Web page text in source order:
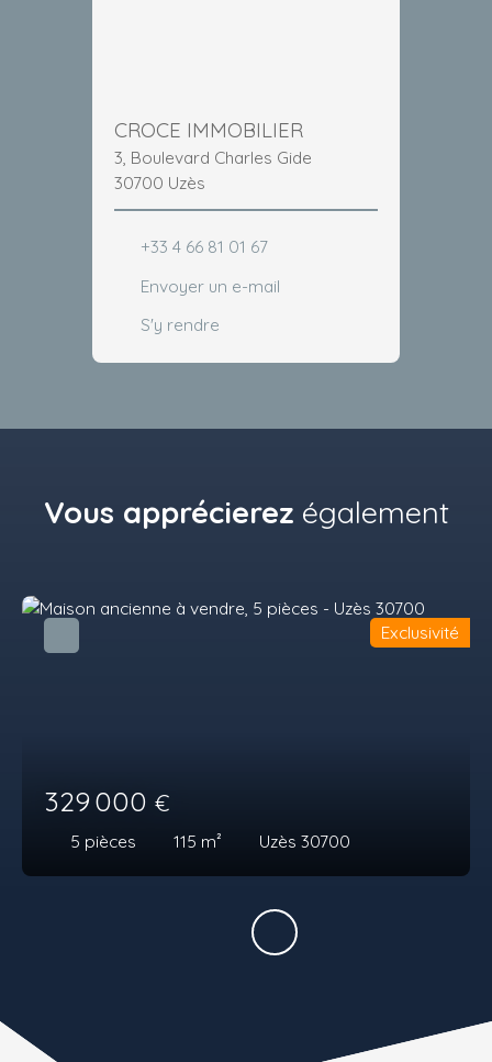
CROCE IMMOBILIER
3, Boulevard Charles Gide
30700 Uzès
+33 4 66 81 01 67
Envoyer un e-mail
S'y rendre
Vous apprécierez également
329 000 €
5 pièces 115 m² Uzès 30700
Exclusivité